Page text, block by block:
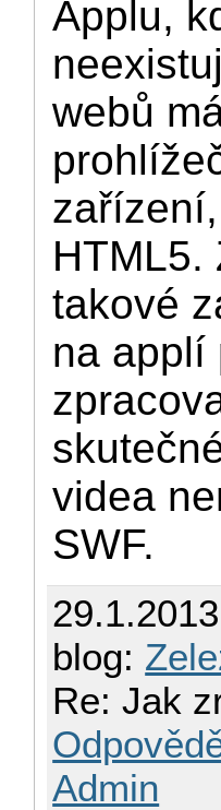
Applu,
webů
HTML5.
takové
na applí
videa
SWF.
blog:
Re: Jak
Admin